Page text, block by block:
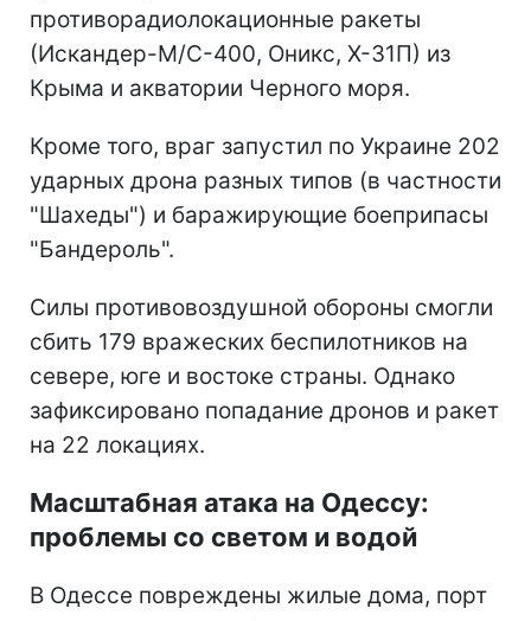
противорадиолокационные ракеты
(Искандер-М/С-400, Оникс, Х-31П) из
Крыма и акватории Черного моря.
Кроме того, враг запустил по Украине 202
ударных дрона разных типов (в частности
"Шахеды") и баражирующие боеприпасы
"Бандероль".
Силы противовоздушной обороны смогли
сбить 179 вражеских беспилотников на
севере, юге и востоке страны. Однако
зафиксировано попадание дронов и ракет
на 22 локациях.
Масштабная атака на Одессу:
проблемы со светом и водой
В Одессе повреждены жилые дома, порт